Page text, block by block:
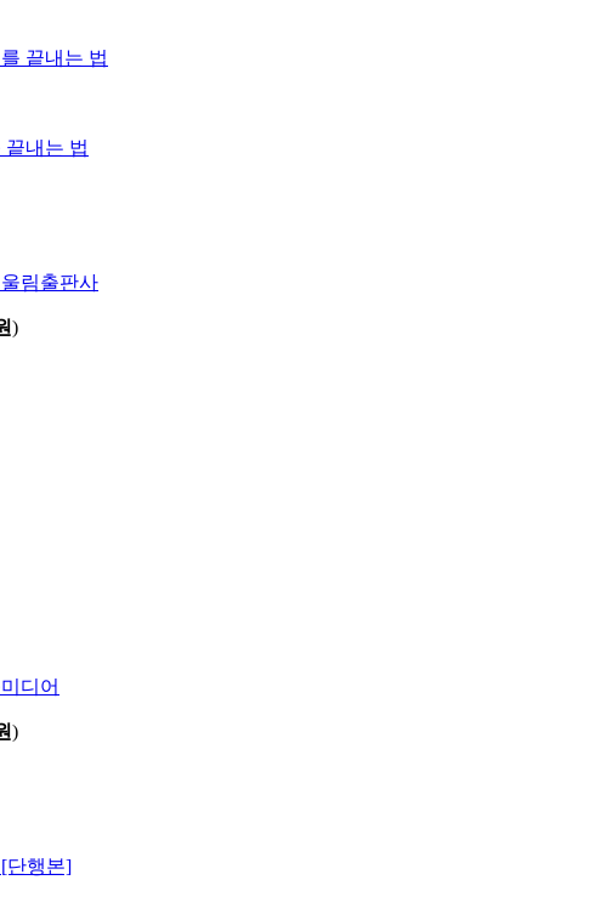
내는 법
림출판사
)
디어
)